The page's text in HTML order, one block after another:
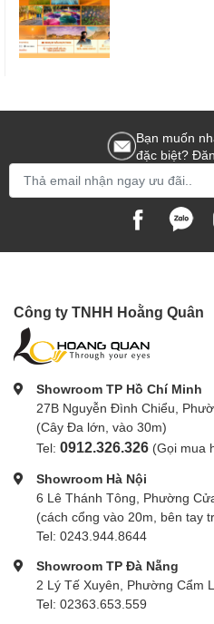
Bạn muốn
đặc biệt?
Công ty TNHH Hoằng Quân
Showroom TP Hồ Chí Minh
27B Nguyễn Đình Chiểu,
(Cây Đa lớn, vào 30m)
Tel: 0912.326.326 (Gọi mua
Showroom Hà Nội
6 Lê Thánh Tông, Phường
(cách cổng vào 20m, bên tay
Tel: 0243.944.8644
Showroom TP Đà Nẵng
2 Lý Tế Xuyên, Phường Cẩm
Tel: 02363.653.559